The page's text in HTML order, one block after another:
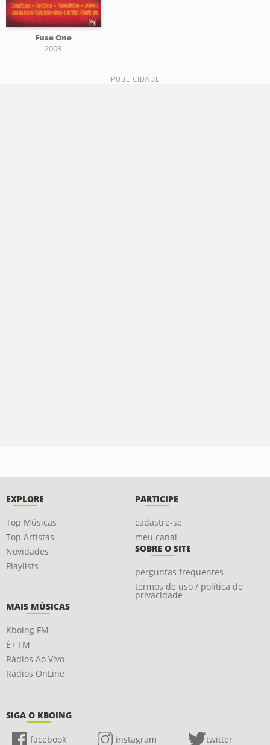
Fuse One
2003
EXPLORE
Top Músicas
Top Artistas
Novidades
Playlists
PARTICIPE
cadastre-se
meu canal
SOBRE O SITE
perguntas frequentes
termos de uso / política de
privacidade
MAIS MÚSICAS
Kboing FM
É+ FM
Rádios Ao Vivo
Rádios OnLine
SIGA O KBOING
facebook instagram twitter